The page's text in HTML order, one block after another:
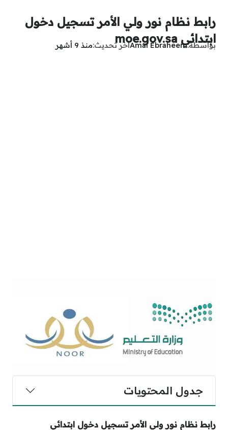
رابط نظام نور ولي الأمر تسجيل دخول
ابتدائي moe.gov.sa
بواسطةAmal Ebraheemآخر تحديث منذ 9 أشهر
جدول المحتويات
رابط نظام نور ولي الأمر تسجيل دخول ابتدائي